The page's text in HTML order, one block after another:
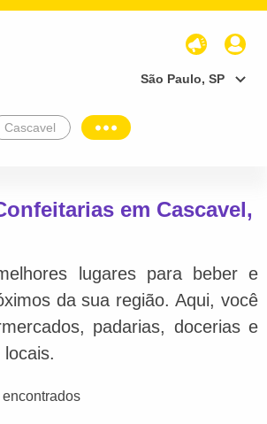
São Paulo, SP
Cascavel
em Cascavel,
lugares para beber e
da sua região. Aqui, você
padarias, docerias e